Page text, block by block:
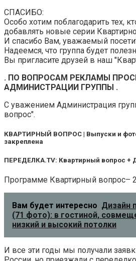
СПАСИБО:
Особо хотим поблагодарить тех,
добавлять новые серии
И спасибо Вам, уважаемый
Надеемся, что группа будет
Вы пригласите друзей в наш
. ПО ВОПРОСАМ РЕКЛАМЫ
АДМИНИСТРАЦИИ ГРУППЫ .
С уважением Администрация
вопрос".
КВАРТИРНЫЙ ВОПРОС | Выпуски и
закреплена
ПЕРЕДЕЛКА.TV: Квартирный вопрос +
Программе Квартирный вопрос–
Вам будет интересно Дизайн
(71 фото): в гостиной,
низкий и высокий потолки
И все эти годы мы получали